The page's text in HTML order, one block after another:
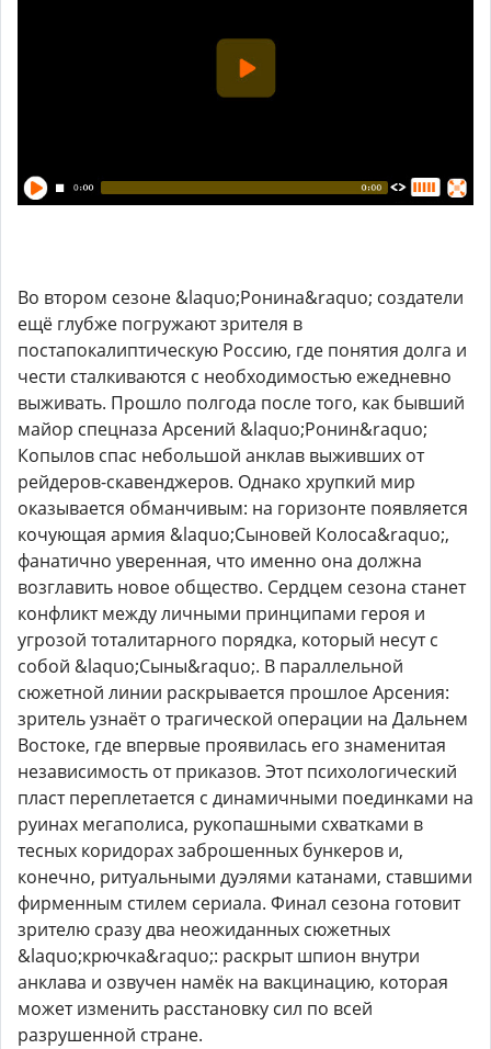
Во втором сезоне &laquo;Ронина&raquo; создатели
ещё глубже погружают зрителя в
постапокалиптическую Россию, где понятия долга и
чести сталкиваются с необходимостью ежедневно
выживать. Прошло полгода после того, как бывший
майор спецназа Арсений &laquo;Ронин&raquo;
Копылов спас небольшой анклав выживших от
рейдеров-скавенджеров. Однако хрупкий мир
оказывается обманчивым: на горизонте появляется
кочующая армия &laquo;Сыновей Колоса&raquo;,
фанатично уверенная, что именно она должна
возглавить новое общество. Сердцем сезона станет
конфликт между личными принципами героя и
угрозой тоталитарного порядка, который несут с
собой &laquo;Сыны&raquo;. В параллельной
сюжетной линии раскрывается прошлое Арсения:
зритель узнаёт о трагической операции на Дальнем
Востоке, где впервые проявилась его знаменитая
независимость от приказов. Этот психологический
пласт переплетается с динамичными поединками на
руинах мегаполиса, рукопашными схватками в
тесных коридорах заброшенных бункеров и,
конечно, ритуальными дуэлями катанами, ставшими
фирменным стилем сериала. Финал сезона готовит
зрителю сразу два неожиданных сюжетных
&laquo;крючка&raquo;: раскрыт шпион внутри
анклава и озвучен намёк на вакцинацию, которая
может изменить расстановку сил по всей
разрушенной стране.